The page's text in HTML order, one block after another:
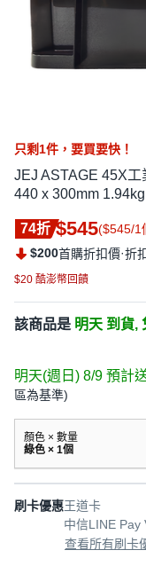
只剩1件， 要買要快！
JEJ ASTAGE 45X
440 x 300mm
74折 $545($545/1
$200首購折扣價·折
$20 酷澎幣回饋
該商品是 明天 到貨,
明天(週日) 8/9 預計
區為基準)
顏色 × 數量
綠色 × 1個
刷卡優惠王道卡
中信LINE Pay
查看所有刷卡